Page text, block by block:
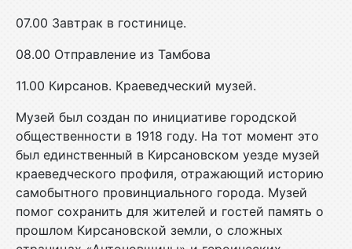
07.00 Завтрак в гостинице.
08.00 Отправление из Тамбова
11.00 Кирсанов. Краеведческий музей.
Музей был создан по инициативе городской
общественности в 1918 году. На тот момент это
был единственный в Кирсановском уезде музей
краеведческого профиля, отражающий историю
самобытного провинциального города. Музей
помог сохранить для жителей и гостей память о
прошлом Кирсановской земли, о сложных